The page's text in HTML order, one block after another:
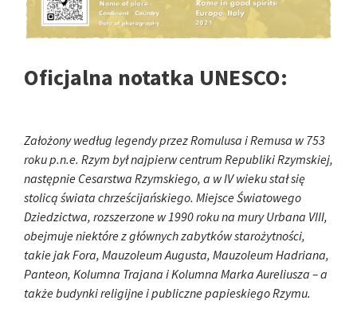
Oficjalna notatka UNESCO:
Założony według legendy przez Romulusa i Remusa w 753
roku p.n.e. Rzym był najpierw centrum Republiki Rzymskiej,
następnie Cesarstwa Rzymskiego, a w IV wieku stał się
stolicą świata chrześcijańskiego. Miejsce Światowego
Dziedzictwa, rozszerzone w 1990 roku na mury Urbana VIII,
obejmuje niektóre z głównych zabytków starożytności,
takie jak Fora, Mauzoleum Augusta, Mauzoleum Hadriana,
Panteon, Kolumna Trajana i Kolumna Marka Aureliusza – a
także budynki religijne i publiczne papieskiego Rzymu.